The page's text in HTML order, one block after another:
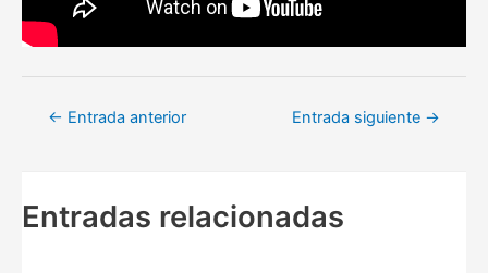
Navegación
← Entrada anterior Entrada siguiente →
Entradas relacionadas